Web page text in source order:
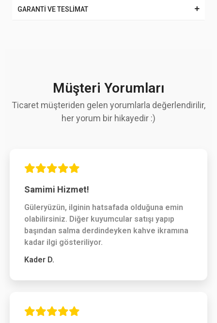
GARANTİ VE TESLİMAT
Müşteri Yorumları
Ticaret müşteriden gelen yorumlarla değerlendirilir,
her yorum bir hikayedir :)
Samimi Hizmet!
Güleryüzün, ilginin hatsafada olduğuna emin
olabilirsiniz. Diğer kuyumcular satışı yapıp
başından salma derdindeyken kahve ikramına
kadar ilgi gösteriliyor.
Kader D.